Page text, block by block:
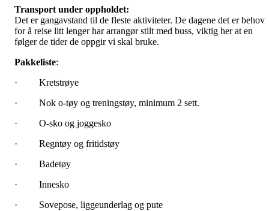
Transport under oppholdet:
Det er gangavstand til de fleste aktiviteter. De dagene det er behov
for å reise litt lenger har arrangør stilt med buss, viktig her at en
følger de tider de oppgir vi skal bruke.
Pakkeliste:
· Kretstrøye
· Nok o-tøy og treningstøy, minimum 2 sett.
· O-sko og joggesko
· Regntøy og fritidstøy
· Badetøy
· Innesko
· Sovepose, liggeunderlag og pute